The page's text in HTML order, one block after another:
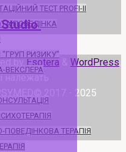
ТЕСТ PROFI-II
ПОВЕДІНКА
РИЗИКУ"
ВЕКСЛЕРА
ПОВЕДІНКОВА ТЕРАПІЯ
Esotera WordPress.
належать
2017 - 2025